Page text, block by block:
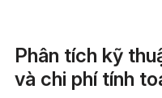
Phân tích kỹ
và chi phí tính